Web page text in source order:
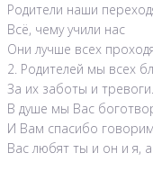
Родители наши
Всё, чему учили нас
Они лучше всех
2. Родителей мы всех
За их заботы и тревоги.
В душе мы Вас
И Вам спасибо
Вас любят ты и он и я,